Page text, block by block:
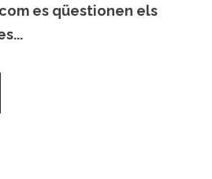
es qüestionen els